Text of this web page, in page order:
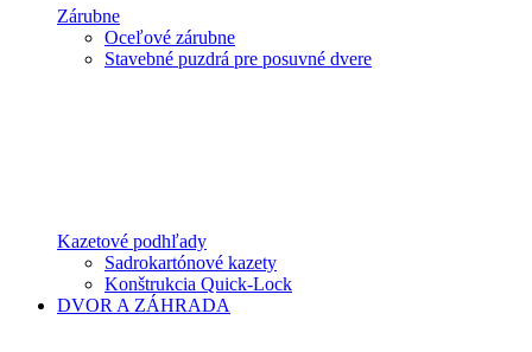
Zárubne
Oceľové zárubne
Stavebné puzdrá pre posuvné dvere
Kazetové podhľady
Sadrokartónové kazety
Konštrukcia Quick-Lock
DVOR A ZÁHRADA